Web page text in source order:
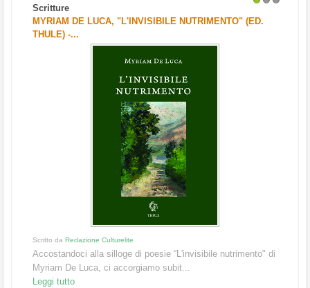
Scritture
MYRIAM DE LUCA, "L'INVISIBILE NUTRIMENTO" (ED.
THULE) -...
Scritto da Redazione Culturelite
Accostandoci alla silloge di poesie “L'invisibile nutrimento" di
Myriam De Luca, ci accorgiamo subit...
Leggi tutto